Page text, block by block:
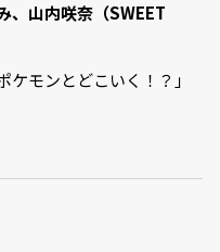
、山内咲奈（SWEET
ケモンとどこいく！？」